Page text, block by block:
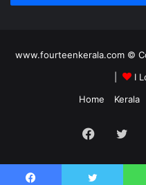
www.fourteenkerala.com ©
I
Home
Kerala